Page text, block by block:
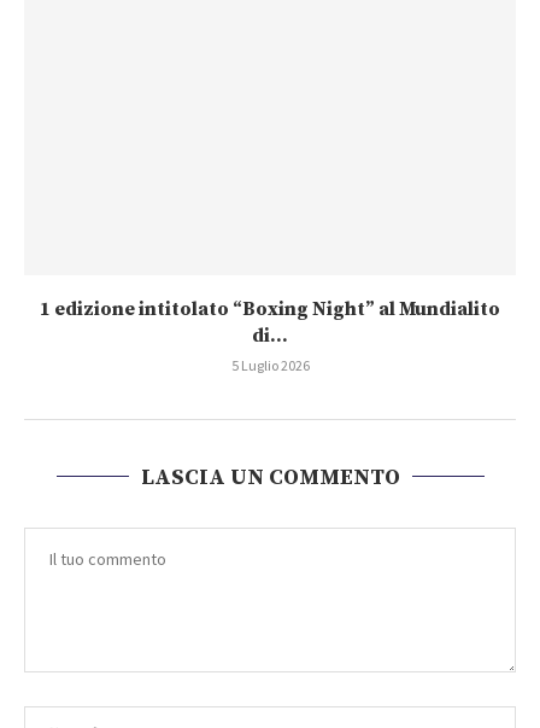
1 edizione intitolato “Boxing Night” al Mundialito
di...
5 Luglio 2026
LASCIA UN COMMENTO